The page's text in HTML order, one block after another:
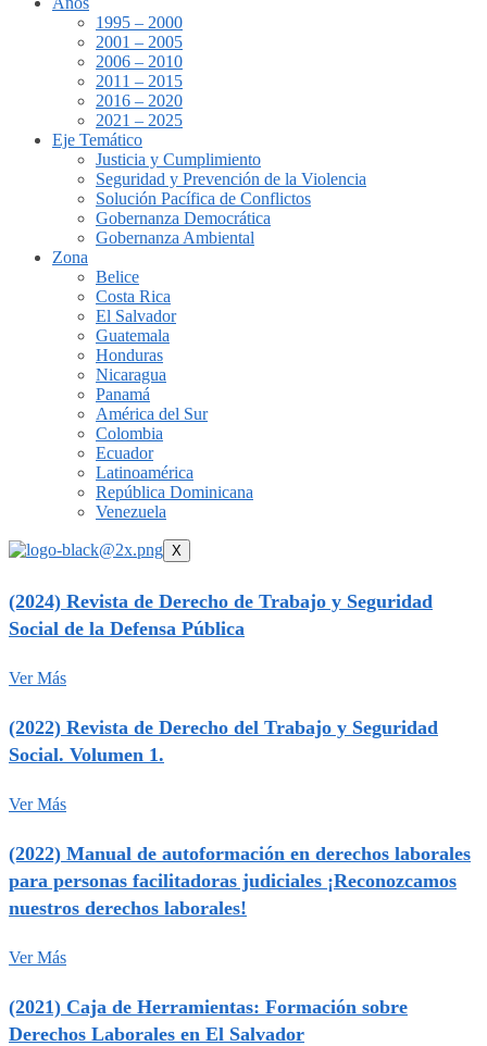
1995 – 2000
2001 – 2005
2006 – 2010
2011 – 2015
2016 – 2020
2021 – 2025
Eje Temático
Justicia y Cumplimiento
Seguridad y Prevención de la Violencia
Solución Pacífica de Conflictos
Gobernanza Democrática
Gobernanza Ambiental
Zona
Belice
Costa Rica
El Salvador
Guatemala
Honduras
Nicaragua
Panamá
América del Sur
Colombia
Ecuador
Latinoamérica
República Dominicana
Venezuela
X
(2024) Revista de Derecho de Trabajo y Seguridad
Social de la Defensa Pública
Ver Más
(2022) Revista de Derecho del Trabajo y Seguridad
Social. Volumen 1.
Ver Más
(2022) Manual de autoformación en derechos laborales
para personas facilitadoras judiciales ¡Reconozcamos
nuestros derechos laborales!
Ver Más
(2021) Caja de Herramientas: Formación sobre
Derechos Laborales en El Salvador